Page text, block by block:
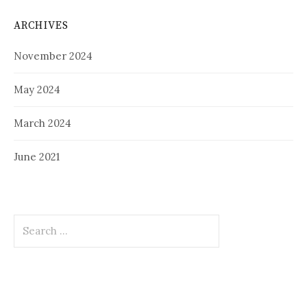
ARCHIVES
November 2024
May 2024
March 2024
June 2021
for: